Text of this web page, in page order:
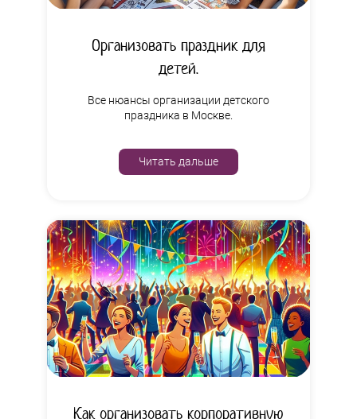
Организовать праздник для
детей.
Все нюансы организации детского
праздника в Москве.
Читать дальше
Как организовать корпоративную